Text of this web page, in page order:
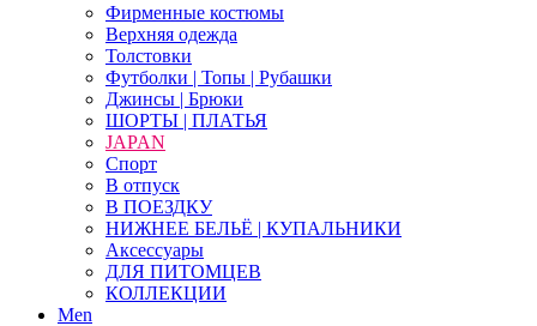
Фирменные костюмы
Верхняя одежда
Толстовки
Футболки | Топы | Рубашки
Джинсы | Брюки
ШОРТЫ | ПЛАТЬЯ
JAPAN
Спорт
В отпуск
В ПОЕЗДКУ
НИЖНЕЕ БЕЛЬЁ | КУПАЛЬНИКИ
Аксессуары
ДЛЯ ПИТОМЦЕВ
КОЛЛЕКЦИИ
Men